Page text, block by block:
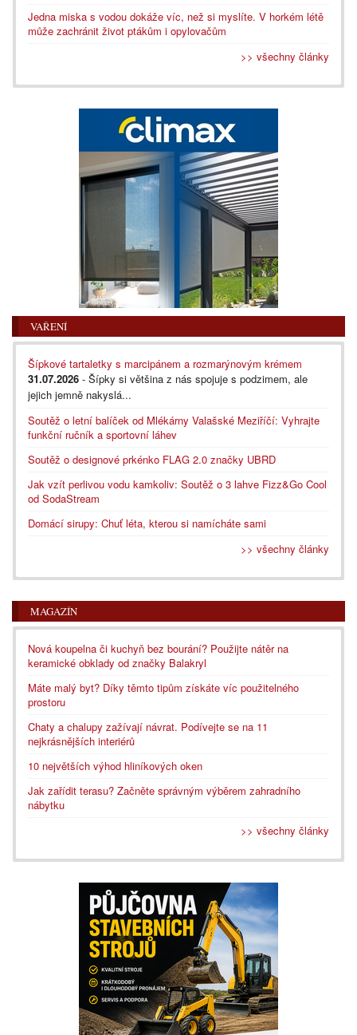
Jedna miska s vodou dokáže víc, než si myslíte. V horkém létě
může zachránit život ptákům i opylovačům
>> všechny články
VAŘENÍ
Šípkové tartaletky s marcipánem a rozmarýnovým krémem
31.07.2026 - Šípky si většina z nás spojuje s podzimem, ale
jejich jemně nakyslá...
Soutěž o letní balíček od Mlékárny Valašské Meziříčí: Vyhrajte
funkční ručník a sportovní láhev
Soutěž o designové prkénko FLAG 2.0 značky UBRD
Jak vzít perlivou vodu kamkoliv: Soutěž o 3 lahve Fizz&Go Cool
od SodaStream
Domácí sirupy: Chuť léta, kterou si namícháte sami
>> všechny články
MAGAZÍN
Nová koupelna či kuchyň bez bourání? Použijte nátěr na
keramické obklady od značky Balakryl
Máte malý byt? Díky těmto tipům získáte víc použitelného
prostoru
Chaty a chalupy zažívají návrat. Podívejte se na 11
nejkrásnějších interiérů
10 největších výhod hliníkových oken
Jak zařídit terasu? Začněte správným výběrem zahradního
nábytku
>> všechny články